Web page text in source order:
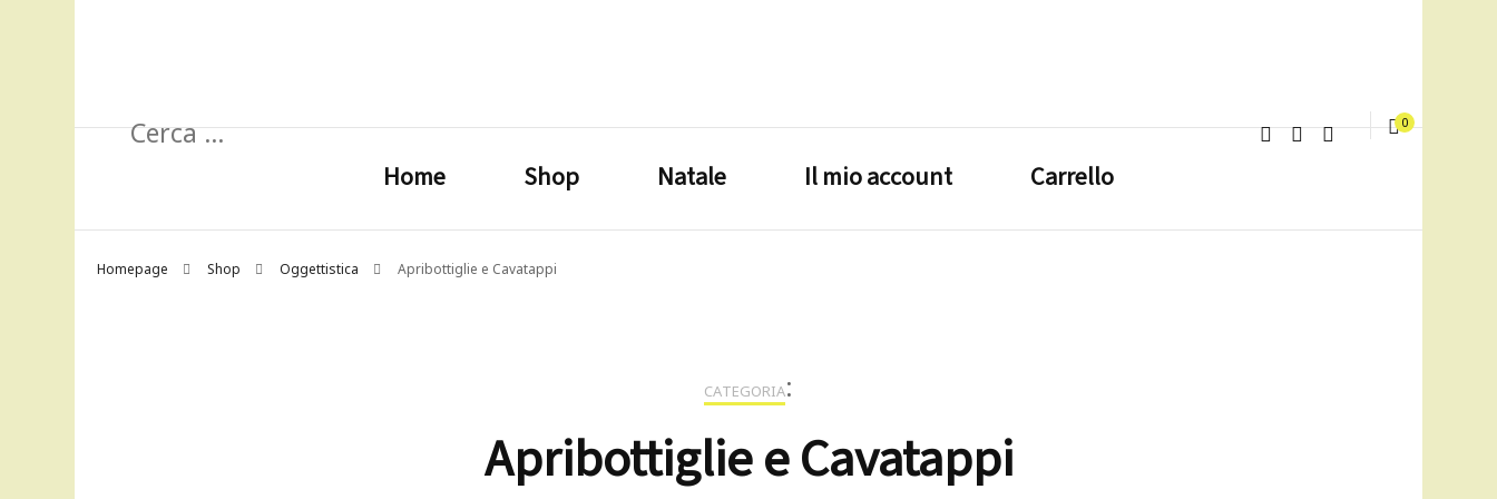
Ricerca
0
Home Shop Natale Il mio account Carrello
Homepage Shop Oggettistica Apribottiglie e Cavatappi
CATEGORIA:
Apribottiglie e Cavatappi